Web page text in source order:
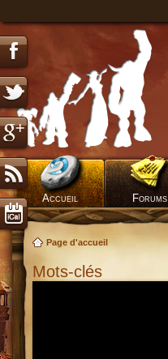
Accueil Forums
Page d'accueil
Mots-clés